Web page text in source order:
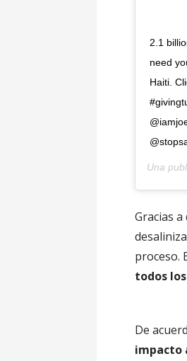
2.1
need
Haiti.
Una
Gracias
proceso.
todos
De
impacto